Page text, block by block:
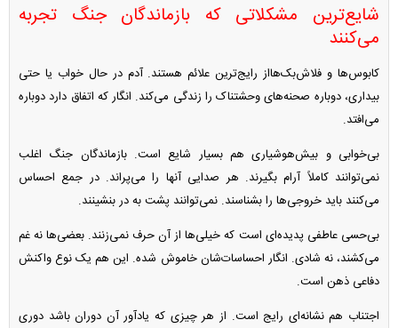
شایع‌ترین مشکلاتی که بازماندگان جنگ تجربه
می‌کنند
کابوس‌ها و فلاش‌بک‌هااز رایج‌ترین علائم هستند. آدم در حال خواب یا حتی
بیداری، دوباره صحنه‌های وحشتناک را زندگی می‌کند. انگار که اتفاق دارد دوباره
می‌افتد.
بی‌خوابی و بیش‌هوشیاری هم بسیار شایع است. بازماندگان جنگ اغلب
نمی‌توانند کاملاً آرام بگیرند. هر صدایی آنها را می‌پراند. در جمع احساس
می‌کنند باید خروجی‌ها را بشناسند. نمی‌توانند پشت به در بنشینند.
بی‌حسی عاطفی پدیده‌ای است که خیلی‌ها از آن حرف نمی‌زنند. بعضی‌ها نه غم
می‌کشند، نه شادی. انگار احساسات‌شان خاموش شده. این هم یک نوع واکنش
دفاعی ذهن است.
اجتناب هم نشانه‌ای رایج است. از هر چیزی که یادآور آن دوران باشد دوری